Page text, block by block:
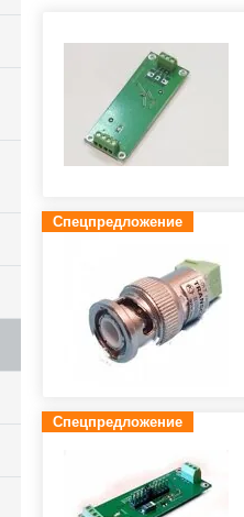
Спецпредложение
Спецпредложение